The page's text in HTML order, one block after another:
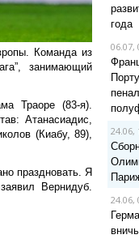
Команда из
занимающий
Траоре (83-я).
Атанасиадис,
(Киабу, 89),
праздновать. Я
Вернидуб.
года
06.07,
24.06,
24.06,